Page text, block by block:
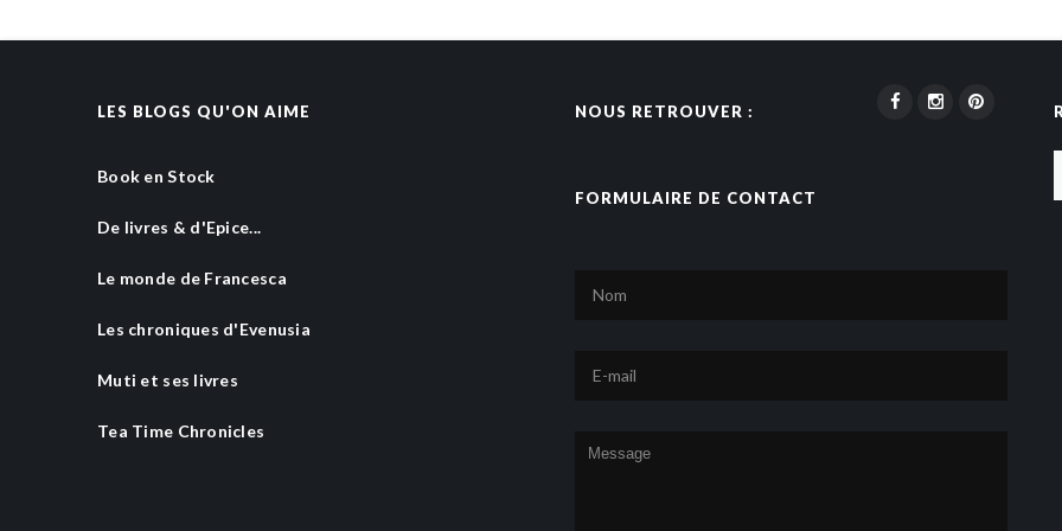
LES BLOGS QU'ON AIME
Book en Stock
De livres & d'Epice...
Le monde de Francesca
Les chroniques d'Evenusia
Muti et ses livres
Tea Time Chronicles
NOUS RETROUVER :
FORMULAIRE DE CONTACT